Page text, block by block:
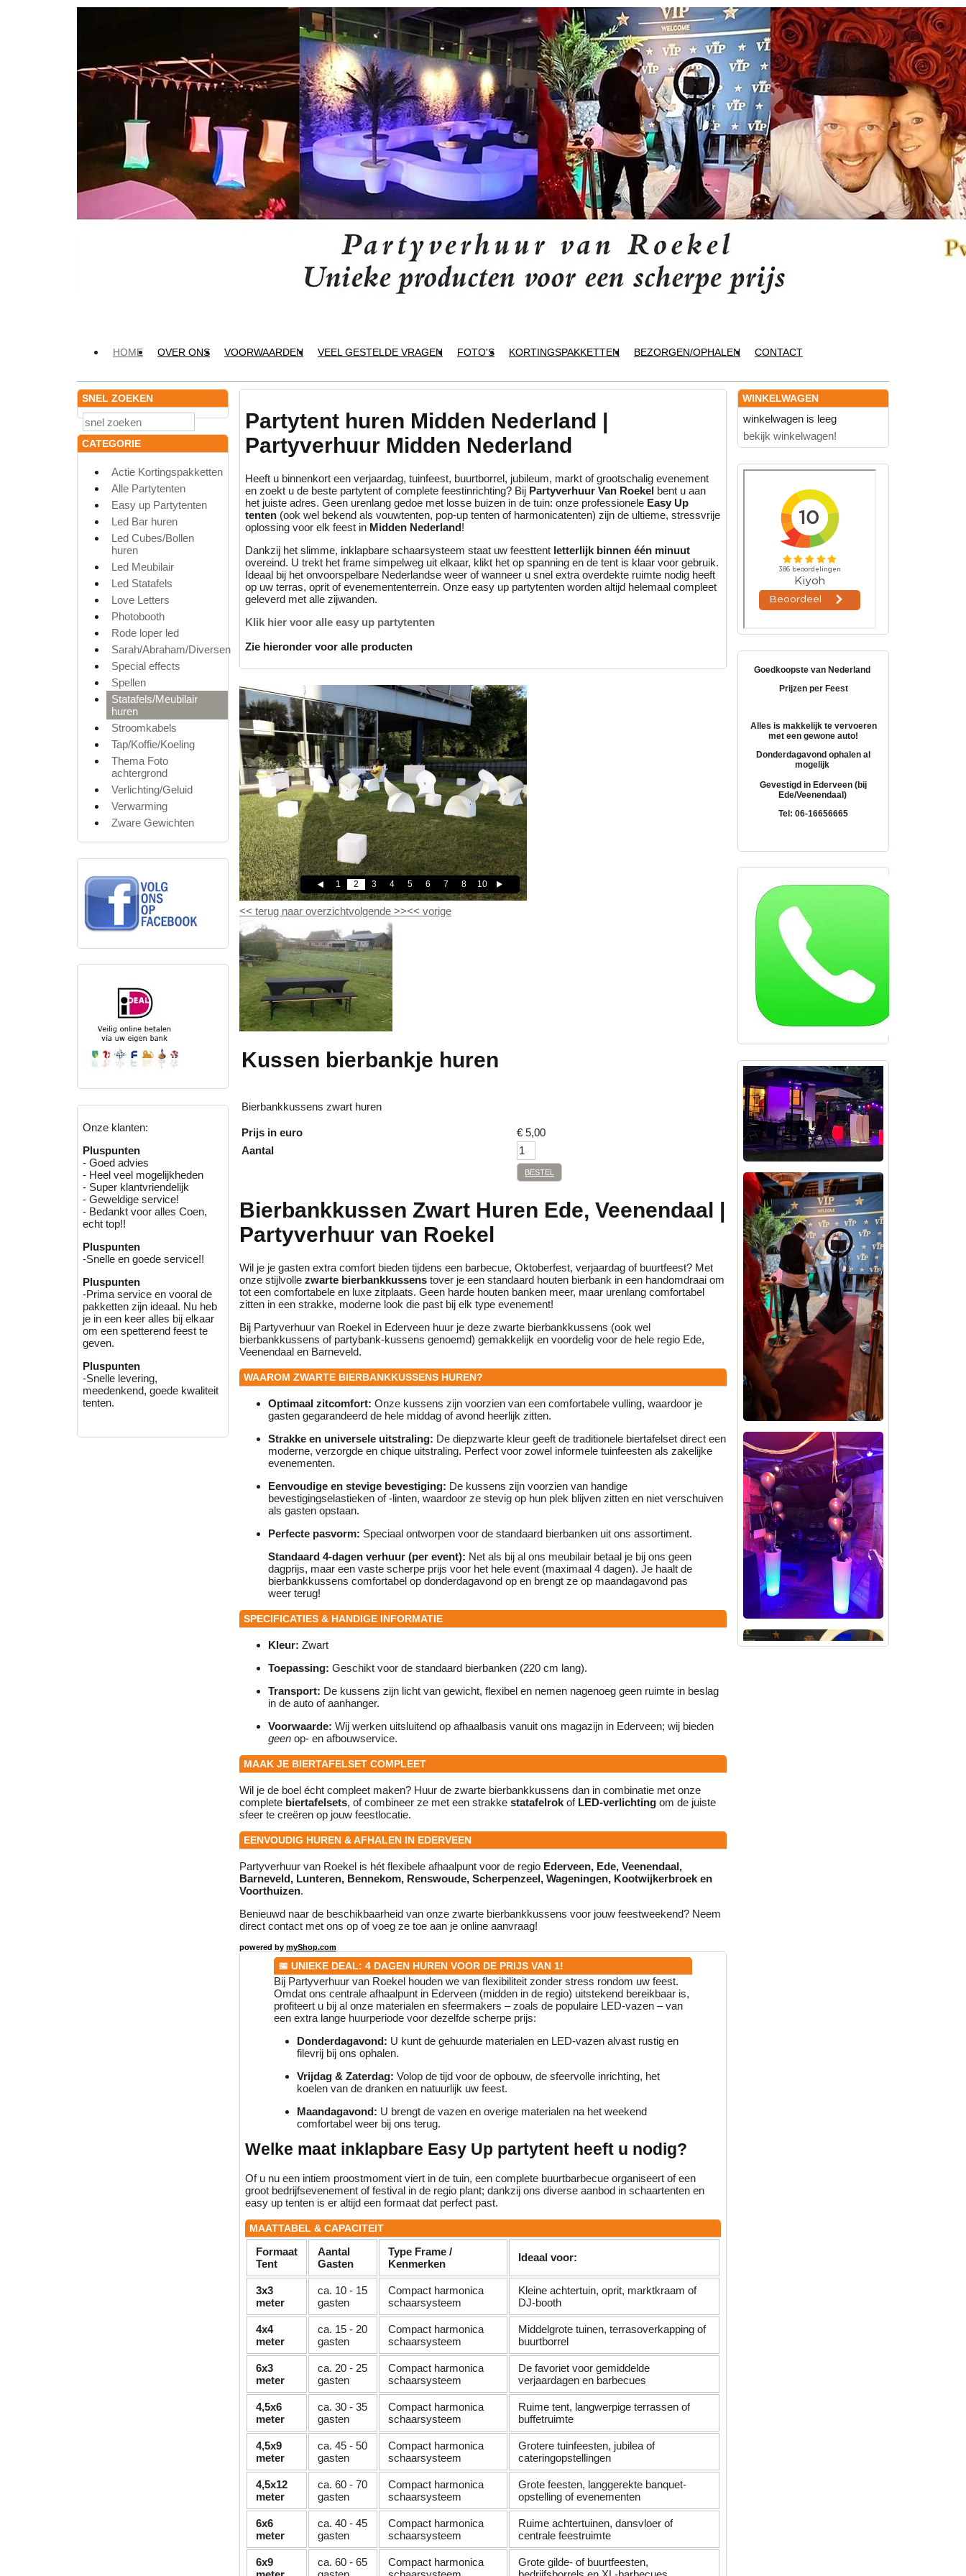
HOME OVER ONS VOORWAARDEN VEEL GESTELDE VRAGEN FOTO'S KORTINGSPAKKETTEN BEZORGEN/OPHALEN CONTACT
SNEL ZOEKEN
CATEGORIE
Actie Kortingspakketten
Alle Partytenten
Easy up Partytenten
Led Bar huren
Led Cubes/Bollen
huren
Led Meubilair
Led Statafels
Love Letters
Photobooth
Rode loper led
Sarah/Abraham/Diversen
Special effects
Spellen
Statafels/Meubilair
huren
Stroomkabels
Tap/Koffie/Koeling
Thema Foto
achtergrond
Verlichting/Geluid
Verwarming
Zware Gewichten
Onze klanten:
Pluspunten
- Goed advies
- Heel veel mogelijkheden
- Super klantvriendelijk
- Geweldige service!
- Bedankt voor alles Coen,
echt top!!
Pluspunten
-Snelle en goede service!!
Pluspunten
-Prima service en vooral de
pakketten zijn ideaal. Nu heb
je in een keer alles bij elkaar
om een spetterend feest te
geven.
Pluspunten
-Snelle levering,
meedenkend, goede kwaliteit
tenten.
Partytent huren Midden Nederland |
Partyverhuur Midden Nederland
Heeft u binnenkort een verjaardag, tuinfeest, buurtborrel, jubileum, markt of grootschalig evenement
en zoekt u de beste partytent of complete feestinrichting? Bij Partyverhuur Van Roekel bent u aan
het juiste adres. Geen urenlang gedoe met losse buizen in de tuin: onze professionele Easy Up
tenten (ook wel bekend als vouwtenten, pop-up tenten of harmonicatenten) zijn de ultieme, stressvrije
oplossing voor elk feest in Midden Nederland!
Dankzij het slimme, inklapbare schaarsysteem staat uw feesttent letterlijk binnen één minuut
overeind. U trekt het frame simpelweg uit elkaar, klikt het op spanning en de tent is klaar voor gebruik.
Ideaal bij het onvoorspelbare Nederlandse weer of wanneer u snel extra overdekte ruimte nodig heeft
op uw terras, oprit of evenemententerrein. Onze easy up partytenten worden altijd helemaal compleet
geleverd met alle zijwanden.
Klik hier voor alle easy up partytenten
Zie hieronder voor alle producten
1 2 3 4 5 6 7 8 10
<< terug naar overzichtvolgende >><< vorige
Kussen bierbankje huren
Bierbankkussens zwart huren
Prijs in euro € 5,00
Aantal
BESTEL
Bierbankkussen Zwart Huren Ede, Veenendaal |
Partyverhuur van Roekel
Wil je je gasten extra comfort bieden tijdens een barbecue, Oktoberfest, verjaardag of buurtfeest? Met
onze stijlvolle zwarte bierbankkussens tover je een standaard houten bierbank in een handomdraai om
tot een comfortabele en luxe zitplaats. Geen harde houten banken meer, maar urenlang comfortabel
zitten in een strakke, moderne look die past bij elk type evenement!
Bij Partyverhuur van Roekel in Ederveen huur je deze zwarte bierbankkussens (ook wel
bierbankkussens of partybank-kussens genoemd) gemakkelijk en voordelig voor de hele regio Ede,
Veenendaal en Barneveld.
WAAROM ZWARTE BIERBANKKUSSENS HUREN?
Optimaal zitcomfort: Onze kussens zijn voorzien van een comfortabele vulling, waardoor je
gasten gegarandeerd de hele middag of avond heerlijk zitten.
Strakke en universele uitstraling: De diepzwarte kleur geeft de traditionele biertafelset direct een
moderne, verzorgde en chique uitstraling. Perfect voor zowel informele tuinfeesten als zakelijke
evenementen.
Eenvoudige en stevige bevestiging: De kussens zijn voorzien van handige
bevestigingselastieken of -linten, waardoor ze stevig op hun plek blijven zitten en niet verschuiven
als gasten opstaan.
Perfecte pasvorm: Speciaal ontworpen voor de standaard bierbanken uit ons assortiment.
Standaard 4-dagen verhuur (per event): Net als bij al ons meubilair betaal je bij ons geen
dagprijs, maar een vaste scherpe prijs voor het hele event (maximaal 4 dagen). Je haalt de
bierbankkussens comfortabel op donderdagavond op en brengt ze op maandagavond pas
weer terug!
SPECIFICATIES & HANDIGE INFORMATIE
Kleur: Zwart
Toepassing: Geschikt voor de standaard bierbanken (220 cm lang).
Transport: De kussens zijn licht van gewicht, flexibel en nemen nagenoeg geen ruimte in beslag
in de auto of aanhanger.
Voorwaarde: Wij werken uitsluitend op afhaalbasis vanuit ons magazijn in Ederveen; wij bieden
geen op- en afbouwservice.
MAAK JE BIERTAFELSET COMPLEET
Wil je de boel écht compleet maken? Huur de zwarte bierbankkussens dan in combinatie met onze
complete biertafelsets, of combineer ze met een strakke statafelrok of LED-verlichting om de juiste
sfeer te creëren op jouw feestlocatie.
EENVOUDIG HUREN & AFHALEN IN EDERVEEN
Partyverhuur van Roekel is hét flexibele afhaalpunt voor de regio Ederveen, Ede, Veenendaal,
Barneveld, Lunteren, Bennekom, Renswoude, Scherpenzeel, Wageningen, Kootwijkerbroek en
Voorthuizen.
Benieuwd naar de beschikbaarheid van onze zwarte bierbankkussens voor jouw feestweekend? Neem
direct contact met ons op of voeg ze toe aan je online aanvraag!
powered by myShop.com
📅 UNIEKE DEAL: 4 DAGEN HUREN VOOR DE PRIJS VAN 1!
Bij Partyverhuur van Roekel houden we van flexibiliteit zonder stress rondom uw feest.
Omdat ons centrale afhaalpunt in Ederveen (midden in de regio) uitstekend bereikbaar is,
profiteert u bij al onze materialen en sfeermakers – zoals de populaire LED-vazen – van
een extra lange huurperiode voor dezelfde scherpe prijs:
Donderdagavond: U kunt de gehuurde materialen en LED-vazen alvast rustig en
filevrij bij ons ophalen.
Vrijdag & Zaterdag: Volop de tijd voor de opbouw, de sfeervolle inrichting, het
koelen van de dranken en natuurlijk uw feest.
Maandagavond: U brengt de vazen en overige materialen na het weekend
comfortabel weer bij ons terug.
Welke maat inklapbare Easy Up partytent heeft u nodig?
Of u nu een intiem proostmoment viert in de tuin, een complete buurtbarbecue organiseert of een
groot bedrijfsevenement of festival in de regio plant; dankzij ons diverse aanbod in schaartenten en
easy up tenten is er altijd een formaat dat perfect past.
MAATTABEL & CAPACITEIT
Formaat
Tent
Aantal
Gasten
Type Frame /
Kenmerken
Ideaal voor:
3x3
meter
ca. 10 - 15
gasten
Compact harmonica
schaarsysteem
Kleine achtertuin, oprit, marktkraam of
DJ-booth
4x4
meter
ca. 15 - 20
gasten
Compact harmonica
schaarsysteem
Middelgrote tuinen, terrasoverkapping of
buurtborrel
6x3
meter
ca. 20 - 25
gasten
Compact harmonica
schaarsysteem
De favoriet voor gemiddelde
verjaardagen en barbecues
4,5x6
meter
ca. 30 - 35
gasten
Compact harmonica
schaarsysteem
Ruime tent, langwerpige terrassen of
buffetruimte
4,5x9
meter
ca. 45 - 50
gasten
Compact harmonica
schaarsysteem
Grotere tuinfeesten, jubilea of
cateringopstellingen
4,5x12
meter
ca. 60 - 70
gasten
Compact harmonica
schaarsysteem
Grote feesten, langgerekte banquet-
opstelling of evenementen
6x6
meter
ca. 40 - 45
gasten
Compact harmonica
schaarsysteem
Ruime achtertuinen, dansvloer of
centrale feestruimte
6x9
ca. 60 - 65
Compact harmonica
Grote gilde- of buurtfeesten,
WINKELWAGEN
winkelwagen is leeg
bekijk winkelwagen!
Goedkoopste van Nederland
Prijzen per Feest
Alles is makkelijk te vervoeren
met een gewone auto!
Donderdagavond ophalen al
mogelijk
Gevestigd in Ederveen (bij
Ede/Veenendaal)
Tel: 06-16656665